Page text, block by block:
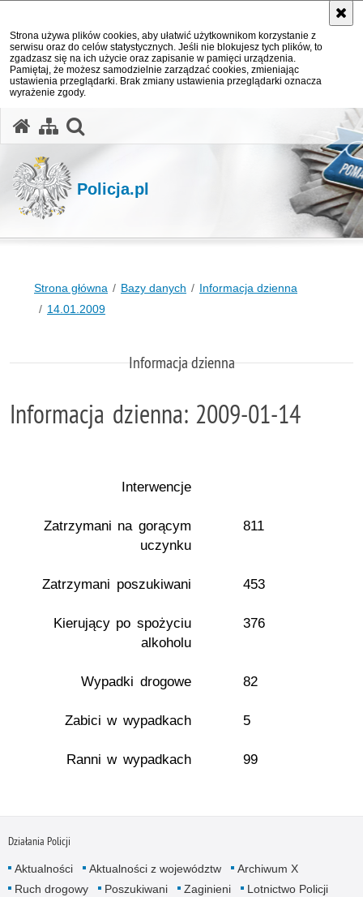
Strona używa plików cookies, aby ułatwić użytkownikom korzystanie z
serwisu oraz do celów statystycznych. Jeśli nie blokujesz tych plików, to
zgadzasz się na ich użycie oraz zapisanie w pamięci urządzenia.
Pamiętaj, że możesz samodzielnie zarządzać cookies, zmieniając
ustawienia przeglądarki. Brak zmiany ustawienia przeglądarki oznacza
wyrażenie zgody.
Policja.pl
Strona główna Bazy danych
Informacja dzienna
14.01.2009
Informacja dzienna
Informacja dzienna: 2009-01-14
Interwencje
Zatrzymani na gorącym
uczynku
811
Zatrzymani poszukiwani 453
Kierujący po spożyciu
alkoholu
376
Wypadki drogowe 82
Zabici w wypadkach 5
Ranni w wypadkach 99
Działania Policji
Aktualności Aktualności z województw
Archiwum X
Ruch drogowy
Poszukiwani Zaginieni
Lotnictwo Policji